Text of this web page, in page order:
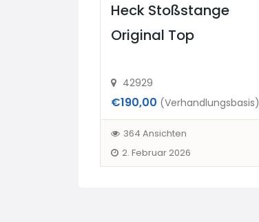
Heck Stoßstange
Original Top
42929
€190,00 (Verhandlungsbasis)
364 Ansichten
2. Februar 2026